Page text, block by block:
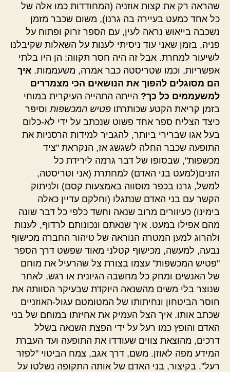
שהראה רק את קצות אוזניה (המחודדות כמו אלה של
כל אחד כמעט בעיירה בה גרנו), משום שכבר מזמן
נשכבה בייאוש נראה לעין, עם הספר זרוק ופתוח על
פניה, בזמן שאני עוד ניסיתי לענות על השאלות שקיבלנו
לשיעור למחרת. אבל זה היה חסר תקווה: הן היו בלתי
אפשריות, וכמו שטריסטה כבר אמרה, משעממות. איך
הם מסוגלים להפוך את הנושאים הכי מצמררים
למשעממים כל כך? הייתה התהייה העיקרית במוחי
בזמן קריאת הקטע שכותרתו פטיש המכשפות וסיפר
כיצד הצליח ספר אחד פשוט שנכתב על ידי לא-כלום
בעל אגו שברירי ביותר, להגביר למידות הרסניות את
התופעה שכבר החלה לשגשג אז, הנקראת "ציד
מכשפות", שבסופו של דבר גרמה לירידת כל
הזנים(למעט בני האדם) למחתרת (אני וטריסטה,
למשל, גרנו בכפר מוסווה באמצעות קסם) ולניתוק
הקשר עם בני האדם שנתגלו (וחלקם עדיין כאלה
בימינו) כעיוורים מרוב שנאה וחשד כלפי כל דבר שונה
מהם אפילו במעט. איך שנאתם ונכונותם לרדוף, לענות
ולהרוג למען המטרה הנוראה של טיהור החברה מכישוף
נבעה, למעשה, מכישוף קטלני מאוד שפשט דרך הספר
"פטיש המכשפות" עצמו בצורת צל שהרעיל את מוחם
של האנשים ומחק כל מחשבה הגיונית או רגש, לאחר
שנוצר בלי משים מהשנאה היוקדת שבעיקר הסוותה את
חוסר הביטחון ונחיתותו של המטומטם עגול-האוזניים
שכתב אותו. איך הצל העמיק את אחיזתו במוחם של בני
האדם והופץ כמו רעל על ידי הפצת השנאה בשלל
דרכים, מהוצאת צווים שעודדו את התופעה ועד העברת
המידע מפה לאוזן. משם, דרך אגב, צמח הביטוי "לפזר
רעל". בקיצור, בני האדם של אותה התקופה נשלטו על